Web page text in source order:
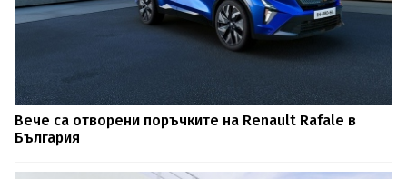
Вече са отворени поръчките на Renault Rafale в
България